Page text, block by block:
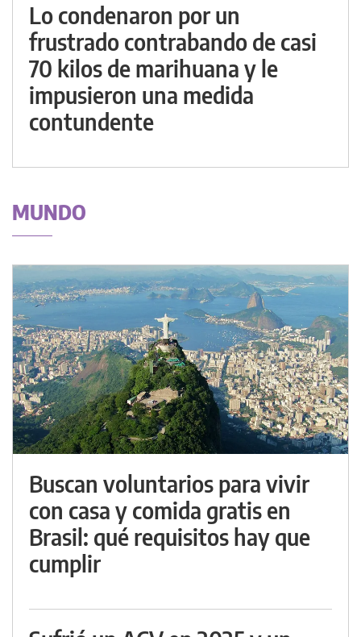
Lo condenaron por un
frustrado contrabando de casi
70 kilos de marihuana y le
impusieron una medida
contundente
MUNDO
Buscan voluntarios para vivir
con casa y comida gratis en
Brasil: qué requisitos hay que
cumplir